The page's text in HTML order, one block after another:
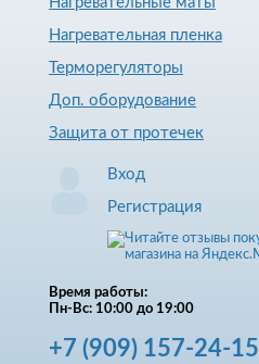
Нагревательная пленка
Терморегуляторы
Доп. оборудование
Защита от протечек
Вход
Регистрация
Время работы:
Пн-Вс: 10:00 до 19:00
+7 (909) 157-24-15